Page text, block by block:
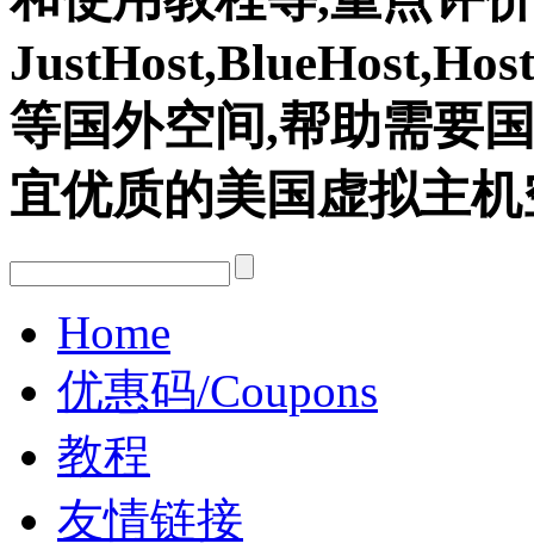
等国外空间,帮助需要
宜优质的美国虚拟主
Home
优惠码/Coupons
教程
友情链接